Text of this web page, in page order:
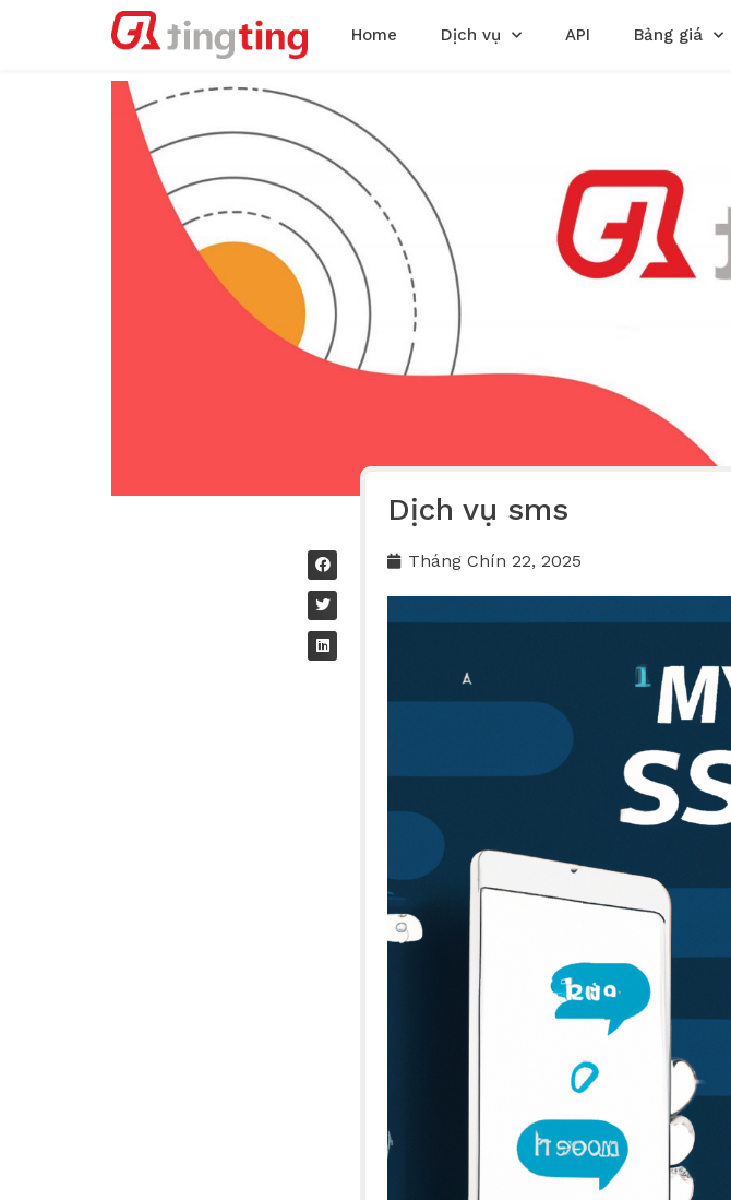
Home Dịch vụ API Bảng giá
Dịch vụ sms
Tháng Chín 22, 2025